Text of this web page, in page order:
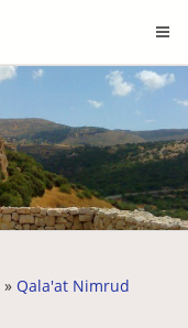
» Qala'at Nimrud